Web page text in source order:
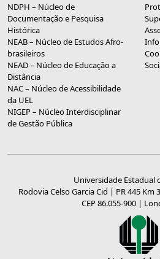
NDPH – Núcleo de
Documentação e Pesquisa
Histórica
NEAB – Núcleo de Estudos Afro-
brasileiros
NEAD – Núcleo de Educação a
Distância
NAC – Núcleo de Acessibilidade
da UEL
NIGEP – Núcleo Interdisciplinar
de Gestão Pública
Universidade Estadual
Rodovia Celso Garcia Cid | PR 445
CEP 86.055-900 |